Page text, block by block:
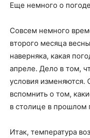
Еще немного о
Совсем немного
второго месяца
наверняка, какая
апреле. Дело в том,
условия изменяются.
вспомнить о том,
в столице в прошлом
Итак, температура